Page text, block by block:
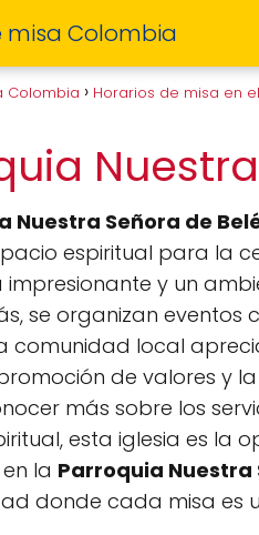
misa Colombia
Colombia Horarios de misa en
Nuestra Señora de
espiritual para la
y un
se organizan
comunidad local
de valores y
más sobre los
esta iglesia es la
la Parroquia Nuestra
donde cada misa